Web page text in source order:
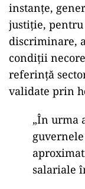
instanțe,
justiție,
discriminare,
condiții
referință
validate prin
„În urma
salariale